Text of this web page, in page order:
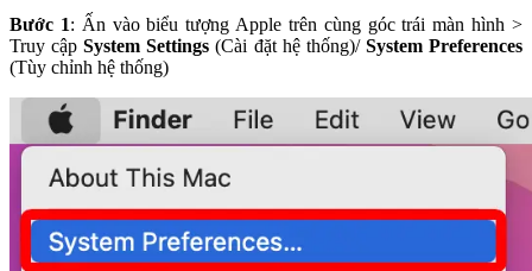
Bước 1: Ấn vào biểu tượng Apple trên cùng góc trái màn hình >
Truy cậpSystem Settings (Cài đặt hệ thống)/ System Preferences
(Tùy chỉnh hệ thống)